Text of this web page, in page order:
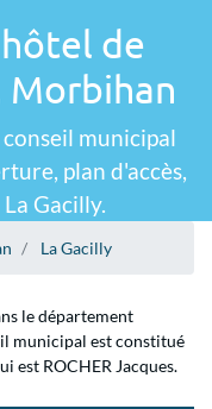
de
Morbihan
municipal
plan d'accès,
Gacilly.
La Gacilly
le département
municipal est constitué
est ROCHER Jacques.